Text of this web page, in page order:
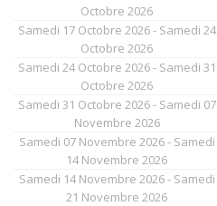
Octobre 2026
Samedi 17 Octobre 2026 - Samedi 24
Octobre 2026
Samedi 24 Octobre 2026 - Samedi 31
Octobre 2026
Samedi 31 Octobre 2026 - Samedi 07
Novembre 2026
Samedi 07 Novembre 2026 - Samedi
14 Novembre 2026
Samedi 14 Novembre 2026 - Samedi
21 Novembre 2026